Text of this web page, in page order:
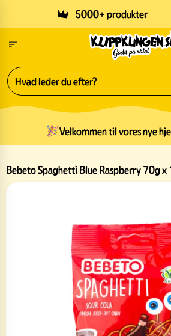
5000+ produkter
Velkommen til vores nye
Bebeto Spaghetti Blue Raspberry 70g x